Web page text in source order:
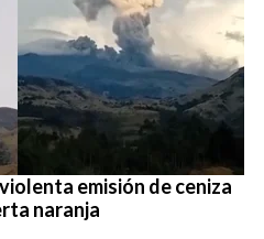
emisión de ceniza
naranja